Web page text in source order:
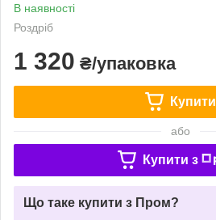
В наявності
Роздріб
1 320 ₴/упаковка
Купити
або
Купити з
Що таке купити з Пром?